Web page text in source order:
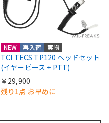
NEW 再入荷 実物
TCI TECS TP120 ヘッドセット
(イヤーピース + PTT)
￥29,900
残り1点 お早めに